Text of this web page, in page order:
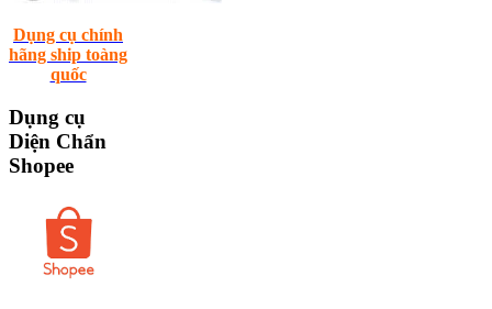
Dụng cụ chính
hãng ship toàng
quốc
Dụng cụ
Diện Chẩn
Shopee